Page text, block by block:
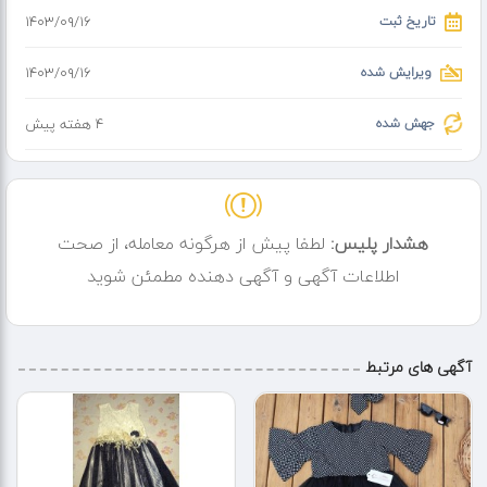
شریف آباد میدان
تاریخ ثبت ۱۴۰۳/۰۹/۱۶
ویرایش شده ۱۴۰۳/۰۹/۱۶
جهش شده 4 هفته پیش
هشدار پلیس: لطفا پیش از هرگونه معامله، از صحت
اطلاعات آگهی و آگهی دهنده مطمئن شوید
آگهی های مرتبط